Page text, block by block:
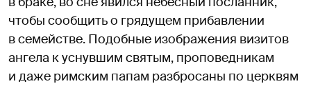
чтобы сообщить о грядущем прибавлении
в семействе. Подобные изображения визитов
ангела к уснувшим святым, проповедникам
и даже римским папам разбросаны по церквям